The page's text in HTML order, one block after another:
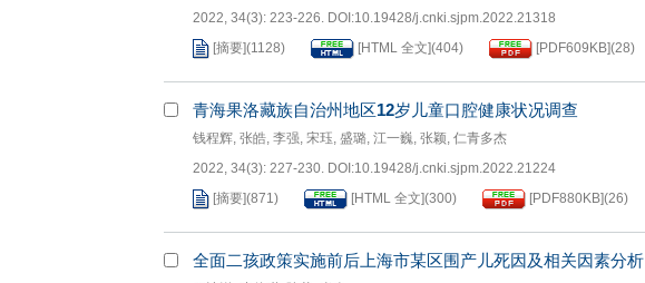
2022, 34(3): 223-226. DOI:10.19428/j.cnki.sjpm.2022.21318
[摘要](1128) [HTML 全文](404) [PDF609KB](28)
青海果洛藏族自治州地区12岁儿童口腔健康状况调查
钱程辉, 张皓, 李强, 宋珏, 盛璐, 江一巍, 张颖, 仁青多杰
2022, 34(3): 227-230. DOI:10.19428/j.cnki.sjpm.2022.21224
[摘要](871) [HTML 全文](300) [PDF880KB](26)
全面二孩政策实施前后上海市某区围产儿死因及相关因素分析